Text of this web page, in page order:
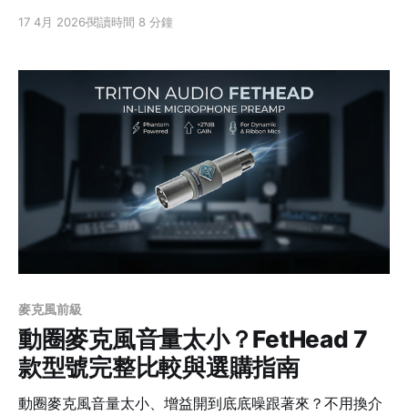
不用信用卡,任何 VST3 / AU / AAX 宿主都能跑。
17 4月 2026閱讀時間 8 分鐘
麥克風前級
動圈麥克風音量太小？FetHead 7
款型號完整比較與選購指南
動圈麥克風音量太小、增益開到底底噪跟著來？不用換介